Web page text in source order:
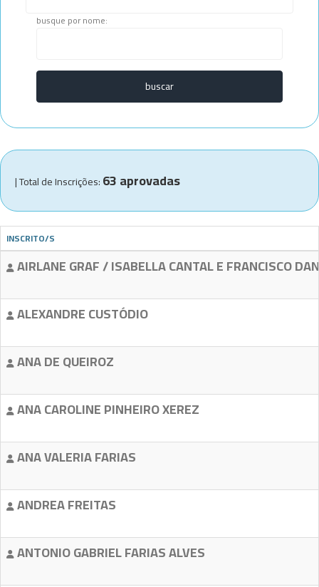
busque por nome:
| Total de Inscrições:63 aprovadas
INSCRITO/S
AIRLANE GRAF / ISABELLA CANTAL E FRANCISCO
ALEXANDRE CUSTÓDIO
ANA DE QUEIROZ
ANA CAROLINE PINHEIRO XEREZ
ANA VALERIA FARIAS
ANDREA FREITAS
ANTONIO GABRIEL FARIAS ALVES